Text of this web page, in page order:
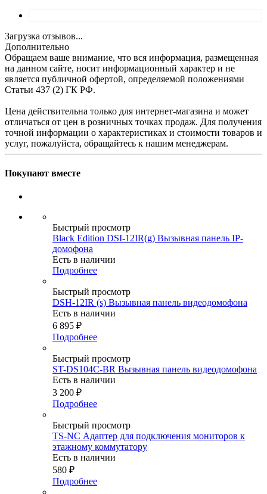
Загрузка отзывов...
Дополнительно
Обращаем ваше внимание, что вся информация, размещенная
на данном сайте, носит информационный характер и не
является публичной офертой, определяемой положениями
Статьи 437 (2) ГК РФ.
Цена действительна только для интернет-магазина и может
отличаться от цен в розничных точках продаж. Для получения
точной информации о характеристиках и стоимости товаров и
услуг, пожалуйста, обращайтесь к нашим менеджерам.
Покупают вместе
Быстрый просмотр
Black Edition DSI-12IR(g) Вызывная панель IP-
домофона
Есть в наличии
Подробнее
Быстрый просмотр
DSH-12IR (s) Вызывная панель видеодомофона
Есть в наличии
6 895 ₽
Подробнее
Быстрый просмотр
ST-DS104C-BR Вызывная панель видеодомофона
Есть в наличии
3 200 ₽
Подробнее
Быстрый просмотр
TS-NC Адаптер для подключения мониторов к
этажному коммутатору
Есть в наличии
580 ₽
Подробнее